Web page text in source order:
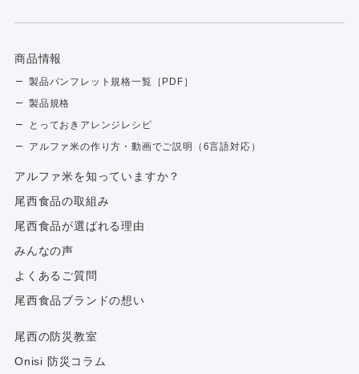
商品情報
製品パンフレット規格一覧［PDF］
製品規格
とっておきアレンジレシピ
アルファ米の作り方・動画でご説明（6言語対応）
アルファ⽶を知っていますか？
尾西食品の取組み
尾西食品が選ばれる理由
みんなの声
よくあるご質問
尾西食品ブランドの想い
尾西の防災教室
Onisi 防災コラム